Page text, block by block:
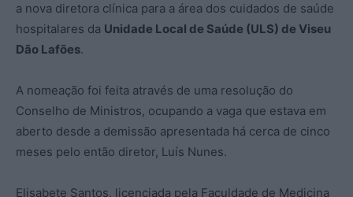
a nova diretora clínica para a área dos cuidados de saúde
hospitalares da Unidade Local de Saúde (ULS) de Viseu
Dão Lafões.
A nomeação foi feita através de uma resolução do
Conselho de Ministros, ocupando a vaga que estava em
aberto desde a demissão apresentada há cerca de cinco
meses pelo então diretor, Luís Nunes.
Elisabete Santos, licenciada pela Faculdade de Medicina